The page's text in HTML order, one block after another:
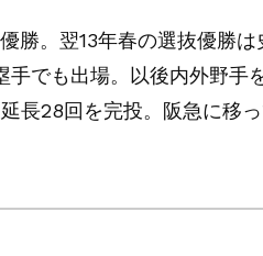
勝。翌13年春の選抜優勝
でも出場。以後内外野手
長28回を完投。阪急に移